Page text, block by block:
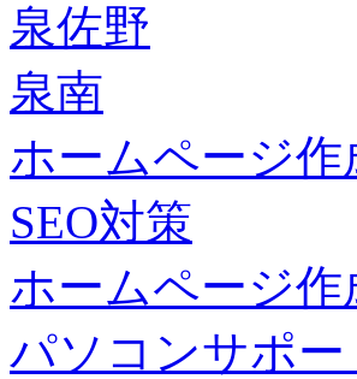
泉佐野
泉南
ホームページ作
SEO対策
ホームページ作
パソコンサポー